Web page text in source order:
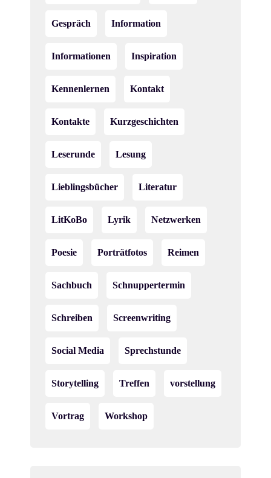
Gespräch Information
Informationen Inspiration
Kennenlernen Kontakt
Kontakte Kurzgeschichten
Leserunde Lesung
Lieblingsbücher Literatur
LitKoBo Lyrik Netzwerken
Poesie Porträtfotos Reimen
Sachbuch Schnuppertermin
Schreiben Screenwriting
Social Media Sprechstunde
Storytelling Treffen vorstellung
Vortrag Workshop